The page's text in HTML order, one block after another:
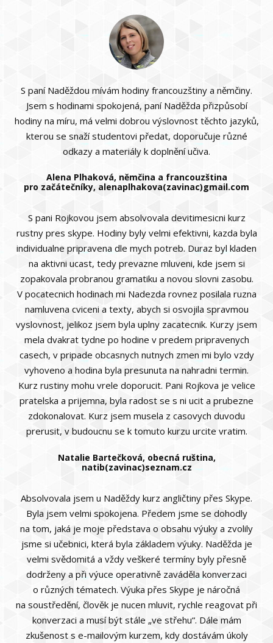
S paní Naděždou mívám hodiny francouzštiny a němčiny.
Jsem s hodinami spokojená, paní Naděžda přizpůsobí
hodiny na míru, má velmi dobrou výslovnost těchto jazyků,
kterou se snaží studentovi předat, doporučuje různé
odkazy a materiály k doplnění učiva.
Alena Plhaková, němčina a francouzština
pro začátečníky, alenaplhakova(zavinac)gmail.com
S pani Rojkovou jsem absolvovala devitimesicni kurz
rustny pres skype. Hodiny byly velmi efektivni, kazda byla
individualne pripravena dle mych potreb. Duraz byl kladen
na aktivni ucast, tedy prevazne mluveni, kde jsem si
zopakovala probranou gramatiku a novou slovni zasobu.
V pocatecnich hodinach mi Nadezda rovnez posilala ruzna
namluvena cviceni a texty, abych si osvojila spravmou
vyslovnost, jelikoz jsem byla uplny zacatecnik. Kurzy jsem
mela dvakrat tydne po hodine v predem pripravenych
casech, v pripade obcasnych nutnych zmen mi bylo vzdy
vyhoveno a hodina byla presunuta na nahradni termin.
Kurz rustiny mohu vrele doporucit. Pani Rojkova je velice
pratelska a prijemna, byla radost se s ni ucit a prubezne
zdokonalovat. Kurz jsem musela z casovych duvodu
prerusit, v budoucnu se k tomuto kurzu urcite vratim.
Natalie Bartečková, obecná ruština,
natib(zavinac)seznam.cz
Absolvovala jsem u Naděždy kurz angličtiny přes Skype.
Byla jsem velmi spokojena. Předem jsme se dohodly
na tom, jaká je moje představa o obsahu výuky a zvolily
jsme si učebnici, která byla základem výuky. Naděžda je
velmi svědomitá a vždy veškeré termíny byly přesně
dodrženy a při výuce operativně zaváděla konverzaci
o různých tématech. Výuka přes Skype je náročná
na soustředění, člověk je nucen mluvit, rychle reagovat při
konverzaci a musí být stále „ve střehu“. Dále mám
zkušenost s e-mailovým kurzem, kdy dostávám úkoly